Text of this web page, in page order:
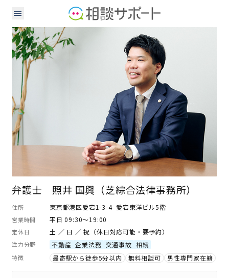
弁護士 照井 国興（芝綜合法律事務所）
住所 東京都港区愛宕1-3-4 愛宕東洋ビル5階
営業時間 平日 09:30～19:00
定休日 土 ／ 日 ／ 祝（休日対応可能・要予約）
注力分野 不動産 企業法務 交通事故 相続
特徴 最寄駅から徒歩5分以内 無料相談可 男性専門家在籍